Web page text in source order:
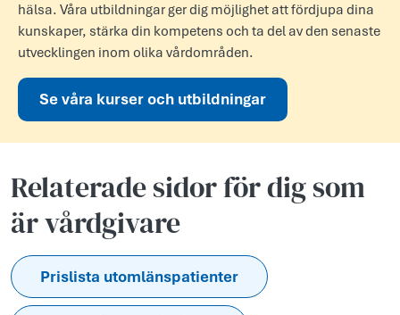
hälsa. Våra utbildningar ger dig möjlighet att fördjupa dina
kunskaper, stärka din kompetens och ta del av den senaste
utvecklingen inom olika vårdområden.
Se våra kurser och utbildningar
Relaterade sidor för dig som
är vårdgivare
Prislista utomlänspatienter